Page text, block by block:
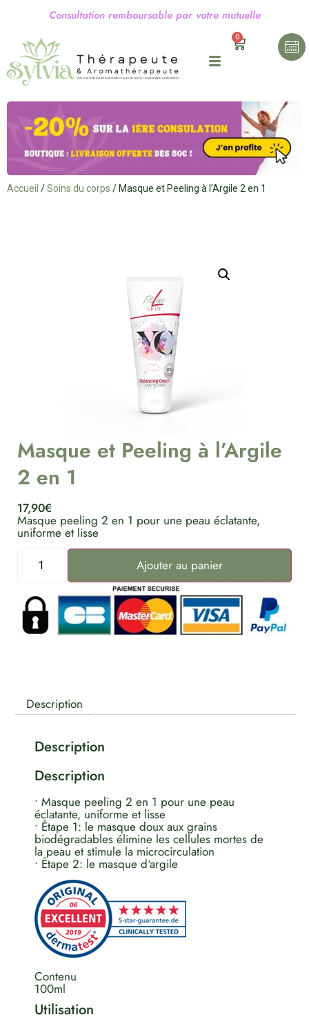
0
Consultation remboursable par votre mutuelle
Accueil /Soins du corps / Masque et Peeling à l’Argile 2 en 1
Masque et Peeling à l’Argile
2 en 1
17,90€
Masque peeling 2 en 1 pour une peau éclatante,
uniforme et lisse
Ajouter au panier
Description
Description
Description
• Masque peeling 2 en 1 pour une peau
éclatante, uniforme et lisse
• Étape 1: le masque doux aux grains
biodégradables élimine les cellules mortes de
la peau et stimule la microcirculation
• Étape 2: le masque d‘argile
Contenu
100ml
Utilisation